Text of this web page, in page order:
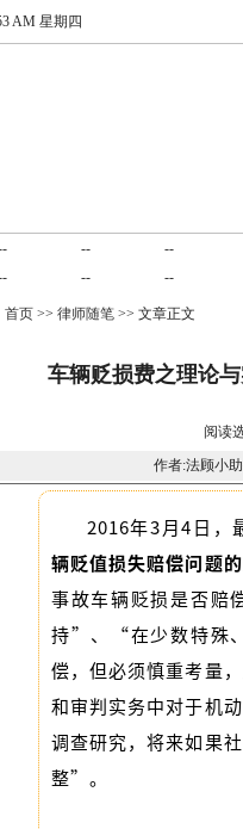
AM 星期四
-- --
-- --
首页 >> 律师随笔 >> 文章正文
车辆贬损费之理论
阅读
作者:法顾小
2016年3月4日，
辆贬值损失赔偿问题的
事故车辆贬损是否赔
持”、“在少数特殊
偿，但必须慎重考量
和审判实务中对于机
调查研究，将来如果
整”。